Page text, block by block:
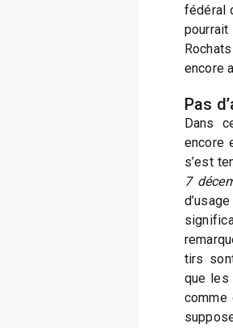
fédéral
Rochats
encore
Pas
Dans
encore
s’est
7
tirs
que les
comme